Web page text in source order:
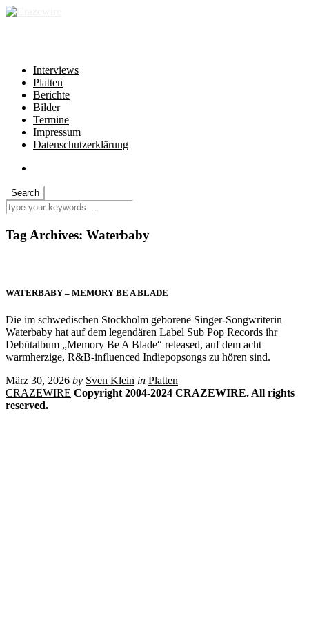
Interviews
Platten
Berichte
Bilder
Termine
Impressum
Datenschutzerklärung
Tag Archives: Waterbaby
WATERBABY – MEMORY BE A BLADE
Die im schwedischen Stockholm geborene Singer-Songwriterin
Waterbaby hat auf dem legendären Label Sub Pop Records ihr
Debütalbum „Memory Be A Blade“ released, auf dem acht
warmherzige, R&B-influenced Indiepopsongs zu hören sind.
März 30, 2026 by Sven Klein in Platten
CRAZEWIRE Copyright 2004-2024 CRAZEWIRE. All rights
reserved.